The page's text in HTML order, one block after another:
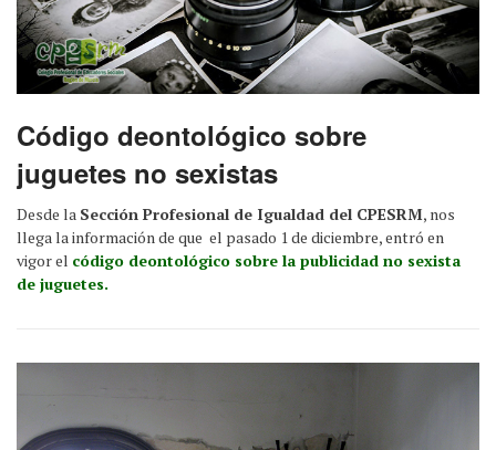
Código deontológico sobre
juguetes no sexistas
Desde la Sección Profesional de Igualdad del CPESRM, nos
llega la información de que el pasado 1 de diciembre, entró en
vigor el código deontológico sobre la publicidad no sexista
de juguetes.